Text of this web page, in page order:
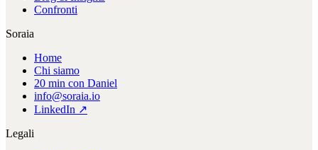
Confronti
Soraia
Home
Chi siamo
20 min con Daniel
info@soraia.io
LinkedIn ↗
Legali